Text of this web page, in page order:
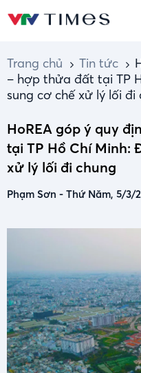
Trang chủ Tin tức
– hợp thửa đất tại TP
sung cơ chế xử lý lối đi
HoREA góp ý quy
tại TP Hồ Chí Minh:
xử lý lối đi chung
Phạm Sơn - Thứ Năm, 5/3/